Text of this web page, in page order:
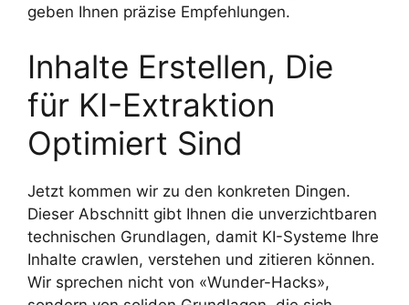
geben Ihnen präzise Empfehlungen.
Inhalte Erstellen, Die
für KI-Extraktion
Optimiert Sind
Jetzt kommen wir zu den konkreten Dingen.
Dieser Abschnitt gibt Ihnen die unverzichtbaren
technischen Grundlagen, damit KI-Systeme Ihre
Inhalte crawlen, verstehen und zitieren können.
Wir sprechen nicht von «Wunder-Hacks»,